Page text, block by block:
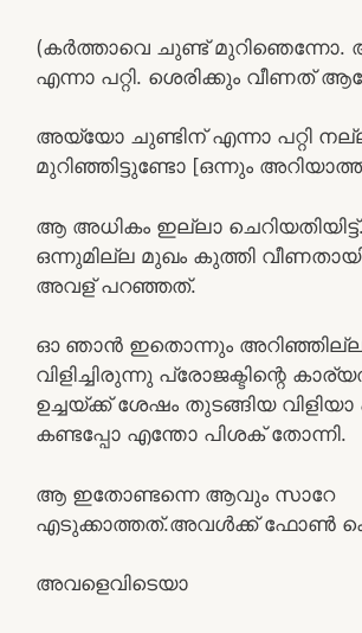
(കർത്താവെ ചുണ്ട് മുറിഞെന്നോ.
എന്നാ പറ്റി. ശെരിക്കും
അയ്യോ ചുണ്ടിന് എന്നാ പറ്റി
മുറിഞ്ഞിട്ടുണ്ടോ [ഒന്നും
ആ അധികം ഇല്ലാ ചെറിയതിയിട്ട്.
ഒന്നുമില്ല മുഖം കുത്തി
അവള് പറഞ്ഞത്.
ഓ ഞാൻ ഇതൊന്നും
വിളിച്ചിരുന്നു പ്രോജക്ടിന്റെ
ഉച്ചയ്ക്ക് ശേഷം തുടങ്ങിയ
കണ്ടപ്പോ എന്തോ പിശക് തോന്നി.
ആ ഇതോണ്ടന്നെ ആവും സാറേ
എടുക്കാത്തത്.അവൾക്ക് ഫോൺ
അവളെവിടെയാ